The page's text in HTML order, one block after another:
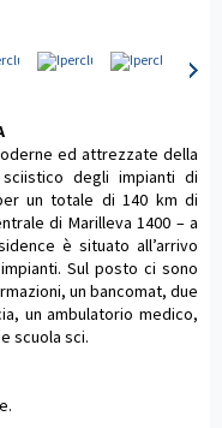
ed attrezzate della
degli impianti di
un totale di 140 km di
di Marilleva 1400 – a
è situato all’arrivo
Sul posto ci sono
un bancomat, due
un ambulatorio medico,
scuola sci.